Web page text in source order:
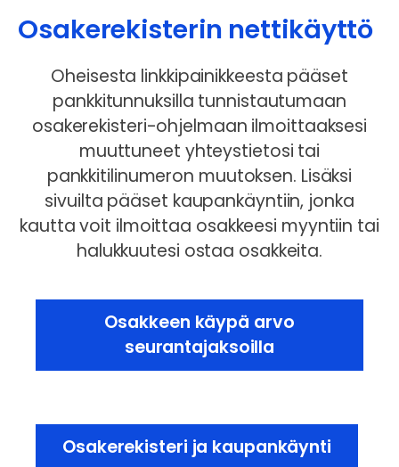
Osakerekisterin nettikäyttö
Oheisesta linkkipainikkeesta pääset
pankkitunnuksilla tunnistautumaan
osakerekisteri-ohjelmaan ilmoittaaksesi
muuttuneet yhteystietosi tai
pankkitilinumeron muutoksen. Lisäksi
sivuilta pääset kaupankäyntiin, jonka
kautta voit ilmoittaa osakkeesi myyntiin tai
halukkuutesi ostaa osakkeita.
Osakkeen käypä arvo
seurantajaksoilla
Osakerekisteri ja kaupankäynti